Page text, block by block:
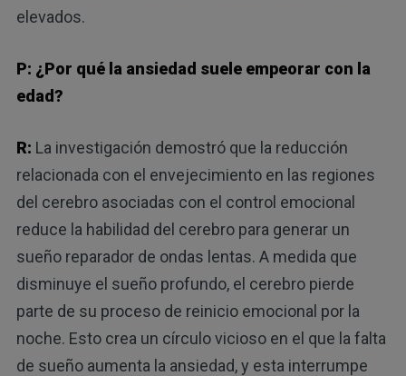
elevados.
P: ¿Por qué la ansiedad suele empeorar con la
edad?
R: La investigación demostró que la reducción
relacionada con el envejecimiento en las regiones
del cerebro asociadas con el control emocional
reduce la habilidad del cerebro para generar un
sueño reparador de ondas lentas. A medida que
disminuye el sueño profundo, el cerebro pierde
parte de su proceso de reinicio emocional por la
noche. Esto crea un círculo vicioso en el que la falta
de sueño aumenta la ansiedad, y esta interrumpe